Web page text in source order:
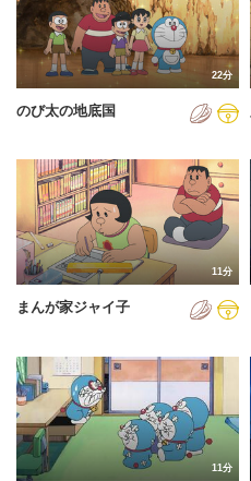
22分
のび太の地底国
11分
まんが家ジャイ子
11分